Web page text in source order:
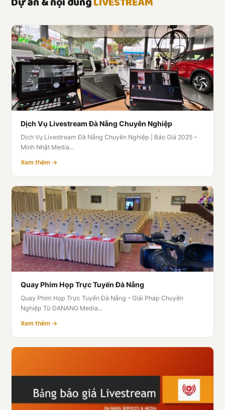
Dịch Vụ Livestream Đà Nẵng Chuyên Nghiệp
Dịch Vụ Livestream Đà Nẵng Chuyên Nghiệp | Báo Giá 2025 –
Minh Nhật Media...
Xem thêm →
Quay Phim Họp Trực Tuyến Đà Nẵng
Quay Phim Họp Trực Tuyến Đà Nẵng – Giải Pháp Chuyên
Nghiệp Từ DANANG Media...
Xem thêm →